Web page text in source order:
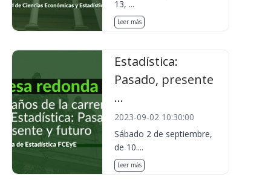
13, ...
Leer más
Estadística:
Pasado, presente
...
2023-09-02 10:30:00
Sábado 2 de septiembre,
de 10....
Leer más